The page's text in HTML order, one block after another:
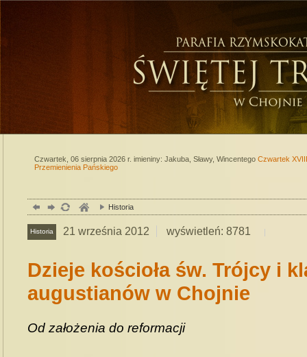
Czwartek, 06 sierpnia 2026 r. imieniny: Jakuba, Sławy, Wincentego Czwartek
Przemienienia Pańskiego
Historia
Historia 21 września 2012 wyświetleń: 8781
Dzieje kościoła św. Trójcy i
augustianów w Chojnie
Od założenia do reformacji